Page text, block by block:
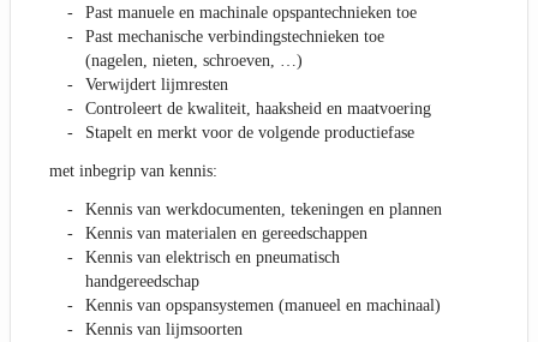
Past manuele en machinale opspantechnieken toe
Past mechanische verbindingstechnieken toe
(nagelen, nieten, schroeven, …)
Verwijdert lijmresten
Controleert de kwaliteit, haaksheid en maatvoering
Stapelt en merkt voor de volgende productiefase
met inbegrip van kennis:
Kennis van werkdocumenten, tekeningen en plannen
Kennis van materialen en gereedschappen
Kennis van elektrisch en pneumatisch
handgereedschap
Kennis van opspansystemen (manueel en machinaal)
Kennis van lijmsoorten